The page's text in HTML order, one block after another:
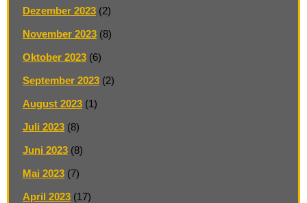
Dezember 2023 (2)
November 2023 (8)
Oktober 2023 (6)
September 2023 (2)
August 2023 (1)
Juli 2023 (8)
Juni 2023 (8)
Mai 2023 (7)
April 2023 (17)